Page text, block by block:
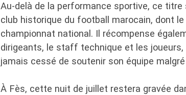
Au-delà de la performance sportive, ce titre
club historique du football marocain, dont le
championnat national. Il récompense
dirigeants, le staff technique et les joueurs,
jamais cessé de soutenir son équipe
À Fès, cette nuit de juillet restera gravée